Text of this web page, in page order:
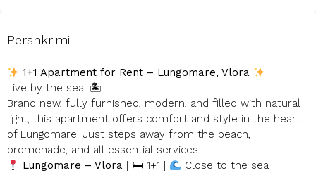
Pershkrimi
1+1 Apartment for Rent – Lungomare, Vlora
Live by the sea! 🏝
Brand new, fully furnished, modern, and filled with natural
light, this apartment offers comfort and style in the heart
of Lungomare. Just steps away from the beach,
promenade, and all essential services.
Lungomare – Vlora | 🛏 1+1 | Close to the sea